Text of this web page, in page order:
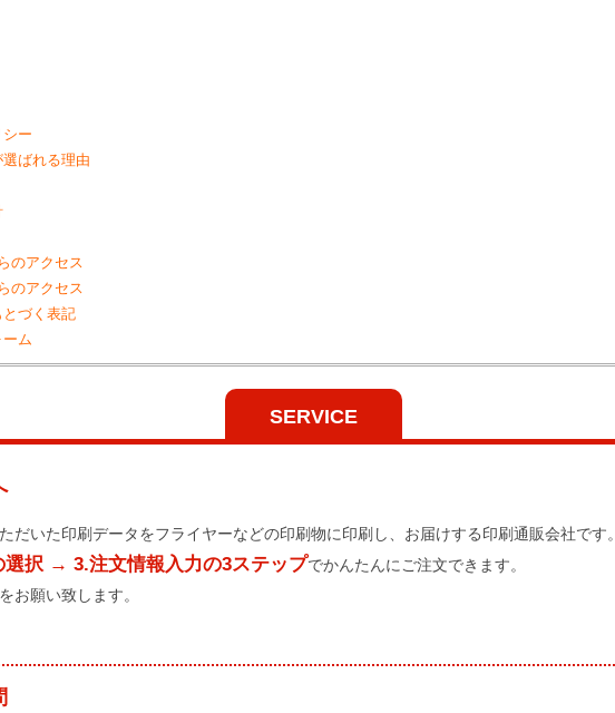
ー
ばれる理由
のアクセス
のアクセス
づく表記
ム
SERVICE
だいた印刷データをフライヤーなどの印刷物に印刷し、お届けする印刷通販会社です。
択 → 3.注文情報入力の3ステップでかんたんにご注文できます。
お願い致します。